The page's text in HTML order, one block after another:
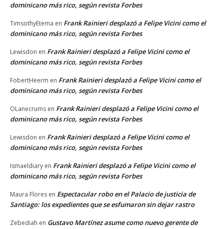
dominicano más rico, según revista Forbes
TimsothyEtema en Frank Rainieri desplazó a Felipe Vicini como el
dominicano más rico, según revista Forbes
Lewisdon en Frank Rainieri desplazó a Felipe Vicini como el
dominicano más rico, según revista Forbes
FobertHeerm en Frank Rainieri desplazó a Felipe Vicini como el
dominicano más rico, según revista Forbes
OLanecrums en Frank Rainieri desplazó a Felipe Vicini como el
dominicano más rico, según revista Forbes
Lewisdon en Frank Rainieri desplazó a Felipe Vicini como el
dominicano más rico, según revista Forbes
Ismaeldiary en Frank Rainieri desplazó a Felipe Vicini como el
dominicano más rico, según revista Forbes
Maura Flores en Espectacular robo en el Palacio de justicia de
Santiago: los expedientes que se esfumaron sin dejar rastro
Zebediah en Gustavo Martínez asume como nuevo gerente de